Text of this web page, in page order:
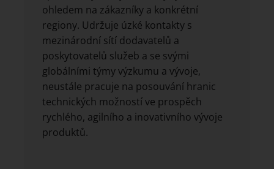
ohledem na zákazníky a konkrétní
regiony. Udržuje úzké kontakty s
mezinárodní sítí dodavatelů a
poskytovatelů služeb a se svými
globálními týmy výzkumu a vývoje,
neustále pracuje na posouvání hranic
technických možností ve prospěch
rychlého, agilního a inovativního vývoje
produktů.